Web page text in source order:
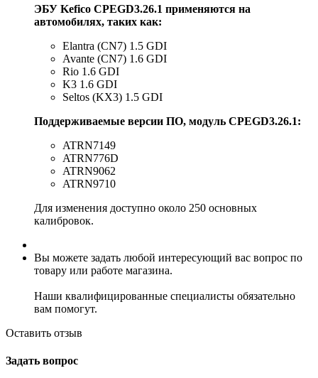
ЭБУ Kefico CPEGD3.26.1 применяются на
автомобилях, таких как:
Elantra (CN7) 1.5 GDI
Avante (CN7) 1.6 GDI
Rio 1.6 GDI
K3 1.6 GDI
Seltos (KX3) 1.5 GDI
Поддерживаемые версии ПО, модуль CPEGD3.26.1:
ATRN7149
ATRN776D
ATRN9062
ATRN9710
Для изменения доступно около 250 основных
калибровок.
Вы можете задать любой интересующий вас вопрос по
товару или работе магазина.
Наши квалифицированные специалисты обязательно
вам помогут.
Оставить отзыв
Задать вопрос